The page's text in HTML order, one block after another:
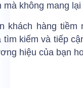
mà không mang lại
khách hàng tiềm
tìm kiếm và tiếp
hiệu của bạn